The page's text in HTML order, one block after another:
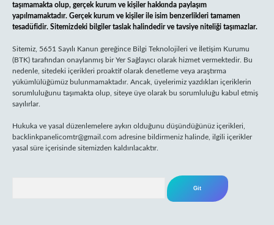
taşımamakta olup, gerçek kurum ve kişiler hakkında paylaşım
yapılmamaktadır. Gerçek kurum ve kişiler ile isim benzerlikleri tamamen
tesadüfidir. Sitemizdeki bilgiler taslak halindedir ve tavsiye niteliği taşımazlar.
Sitemiz, 5651 Sayılı Kanun gereğince Bilgi Teknolojileri ve İletişim Kurumu
(BTK) tarafından onaylanmış bir Yer Sağlayıcı olarak hizmet vermektedir. Bu
nedenle, sitedeki içerikleri proaktif olarak denetleme veya araştırma
yükümlülüğümüz bulunmamaktadır. Ancak, üyelerimiz yazdıkları içeriklerin
sorumluluğunu taşımakta olup, siteye üye olarak bu sorumluluğu kabul etmiş
sayılırlar.
Hukuka ve yasal düzenlemelere aykırı olduğunu düşündüğünüz içerikleri,
backlinkpanelicomtr@gmail.com adresine bildirmeniz halinde, ilgili içerikler
yasal süre içerisinde sitemizden kaldırılacaktır.